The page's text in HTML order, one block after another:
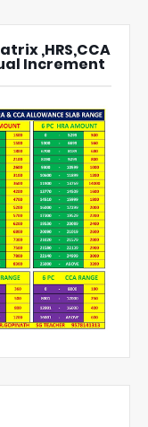
,HRS,CCA
Increment